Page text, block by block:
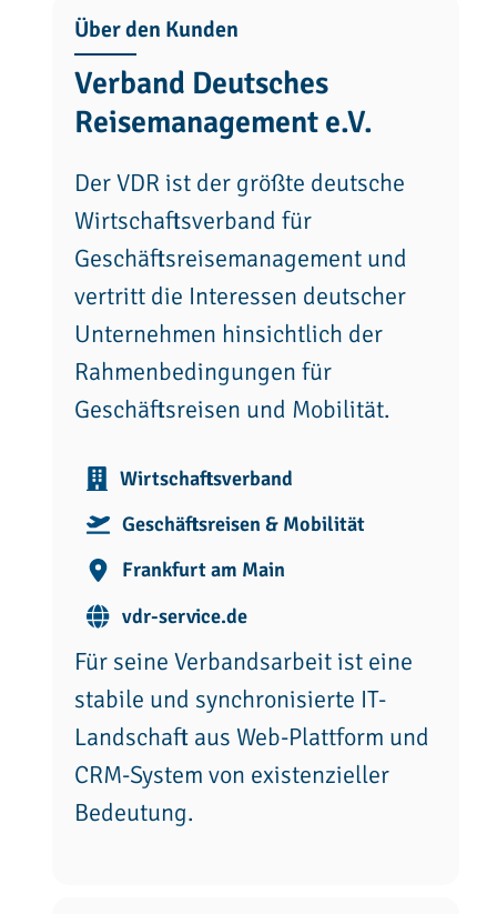
Über den Kunden
Verband Deutsches
Reisemanagement e.V.
Der VDR ist der größte deutsche
Wirtschaftsverband für
Geschäftsreisemanagement und
vertritt die Interessen deutscher
Unternehmen hinsichtlich der
Rahmenbedingungen für
Geschäftsreisen und Mobilität.
Wirtschaftsverband
Geschäftsreisen & Mobilität
Frankfurt am Main
vdr-service.de
Für seine Verbandsarbeit ist eine
stabile und synchronisierte IT-
Landschaft aus Web-Plattform und
CRM-System von existenzieller
Bedeutung.